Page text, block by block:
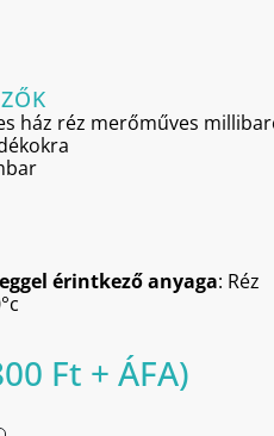
ház réz merőműves
érintkező anyaga: Réz
Ft + ÁFA)